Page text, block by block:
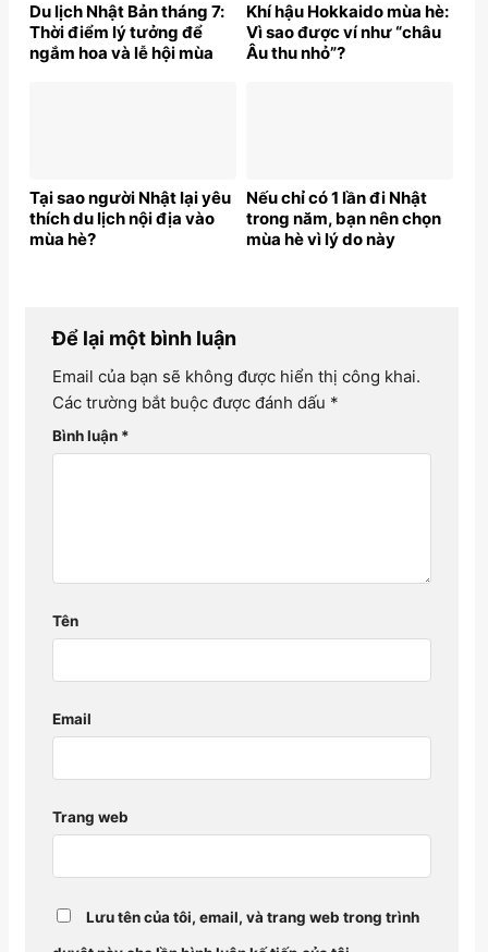
Du lịch Nhật Bản tháng 7:
Thời điểm lý tưởng để
ngắm hoa và lễ hội mùa
Khí hậu Hokkaido mùa hè:
Vì sao được ví như “châu
Âu thu nhỏ”?
Tại sao người Nhật lại yêu
thích du lịch nội địa vào
mùa hè?
Nếu chỉ có 1 lần đi Nhật
trong năm, bạn nên chọn
mùa hè vì lý do này
Để lại một bình luận
Email của bạn sẽ không được hiển thị công khai.
Các trường bắt buộc được đánh dấu *
Bình luận *
Tên
Email
Trang web
Lưu tên của tôi, email, và trang web trong trình